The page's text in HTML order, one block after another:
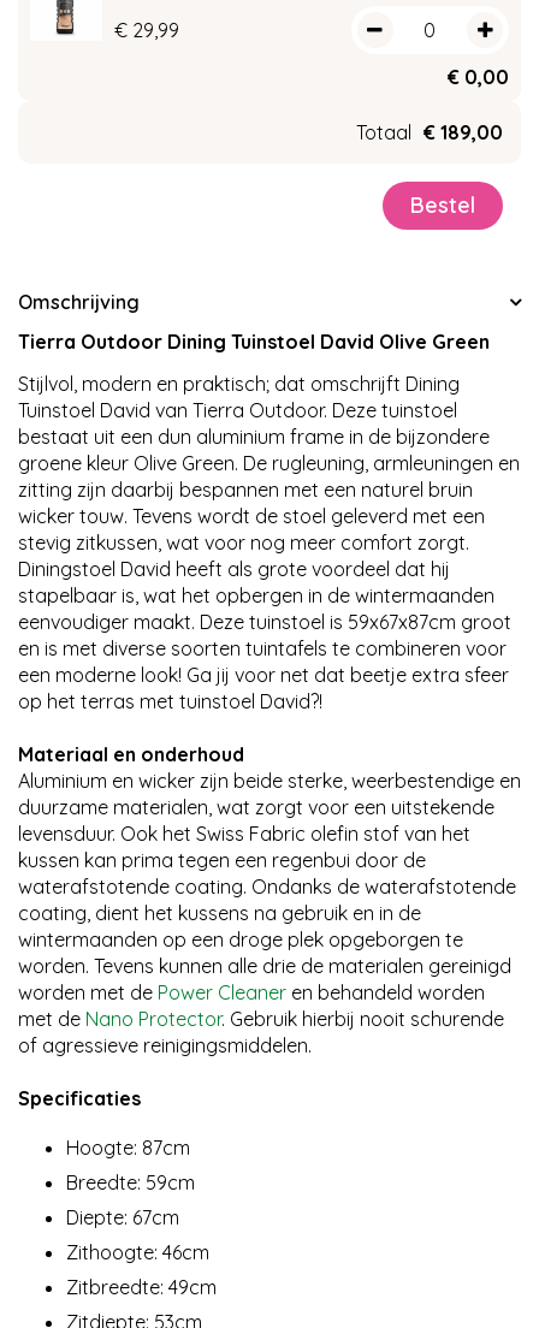
€ 29 99
€ 0,00
Totaal € 189,00
Omschrijving
Tierra Outdoor Dining Tuinstoel David Olive Green
Stijlvol, modern en praktisch; dat omschrijft Dining
Tuinstoel David van Tierra Outdoor. Deze tuinstoel
bestaat uit een dun aluminium frame in de bijzondere
groene kleur Olive Green. De rugleuning, armleuningen en
zitting zijn daarbij bespannen met een naturel bruin
wicker touw. Tevens wordt de stoel geleverd met een
stevig zitkussen, wat voor nog meer comfort zorgt.
Diningstoel David heeft als grote voordeel dat hij
stapelbaar is, wat het opbergen in de wintermaanden
eenvoudiger maakt. Deze tuinstoel is 59x67x87cm groot
en is met diverse soorten tuintafels te combineren voor
een moderne look! Ga jij voor net dat beetje extra sfeer
op het terras met tuinstoel David?!
Materiaal en onderhoud
Aluminium en wicker zijn beide sterke, weerbestendige en
duurzame materialen, wat zorgt voor een uitstekende
levensduur. Ook het Swiss Fabric olefin stof van het
kussen kan prima tegen een regenbui door de
waterafstotende coating. Ondanks de waterafstotende
coating, dient het kussens na gebruik en in de
wintermaanden op een droge plek opgeborgen te
worden. Tevens kunnen alle drie de materialen gereinigd
worden met de Power Cleaner en behandeld worden
met de Nano Protector. Gebruik hierbij nooit schurende
of agressieve reinigingsmiddelen.
Specificaties
Hoogte: 87cm
Breedte: 59cm
Diepte: 67cm
Zithoogte: 46cm
Zitbreedte: 49cm
Zitdiepte: 53cm